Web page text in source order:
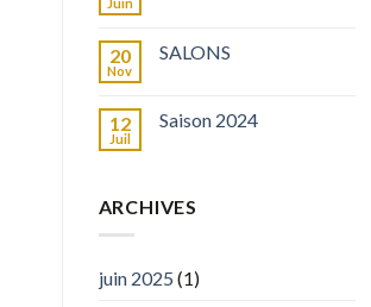
20
Nov
SALONS
12
Juil
Saison 2024
ARCHIVES
juin 2025 (1)